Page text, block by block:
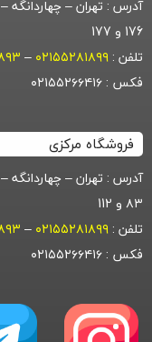
آدرس : تهران – چهاردانگه
176 و 177
تلفن : ۰۲۱۵۵۲۸۱۸۹۹ –
فکس : ۰۲۱۵۵۲۶۶۴۱۶
فروشگاه مرکزی
آدرس : تهران – چهاردانگه
۸۳ و 112
تلفن : ۰۲۱۵۵۲۸۱۸۹۹ –
فکس : ۰۲۱۵۵۲۶۶۴۱۶